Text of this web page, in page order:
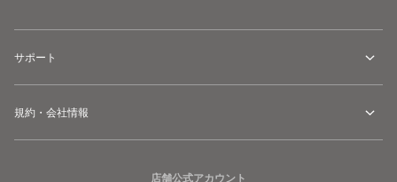
サポート
規約・会社情報
店舗公式アカウント